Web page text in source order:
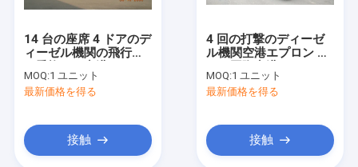
14 台の座席 4 ドアのデ
ィーゼル機関の飛行機
MOQ:1 ユニット
最新価格を得る
接触
4 回の打撃のディーゼ
ル機関空港エプロン バ
MOQ:1 ユニット
最新価格を得る
接触